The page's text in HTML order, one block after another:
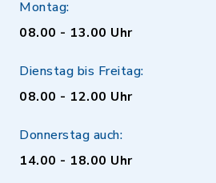
Montag:
08.00 - 13.00 Uhr
Dienstag bis Freitag:
08.00 - 12.00 Uhr
Donnerstag auch:
14.00 - 18.00 Uhr